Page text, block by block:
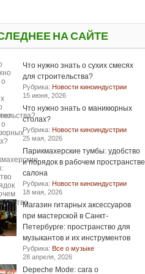
НА САЙТЕ
Что нужно знать о сухих смесях
для строительства?
Рубрика: Новости киноиндустрии
15 июня, 2026
Что нужно знать о маникюрных
столах?
Рубрика: Новости киноиндустрии
25 мая, 2026
Парикмахерские тумбы: удобство
и порядок в рабочем пространстве
салона
Рубрика: Новости киноиндустрии
18 мая, 2026
Магазин гитарных аксессуаров
при мастерской в Санкт-
Петербурге: пространство для
музыкантов и их инструментов
Рубрика: Все о музыке
28 апреля, 2026
Depeche Mode: сага о